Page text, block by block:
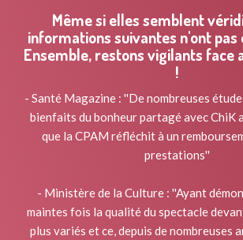
Même si elles semblent
informations suivantes n'ont
Ensemble, restons vigilants face
!
- Santé Magazine : ''De nombreuses
bienfaits du bonheur partagé avec ChiK
que la CPAM réfléchit à un
prestations''
- Ministère de la Culture : ''Ayant
maintes fois la qualité du spectacle
plus variés et ce, depuis de nombreuses